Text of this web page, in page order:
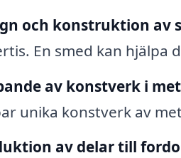
och konstruktion av
En smed kan hjälpa
av konstverk i
unika konstverk av
av delar till